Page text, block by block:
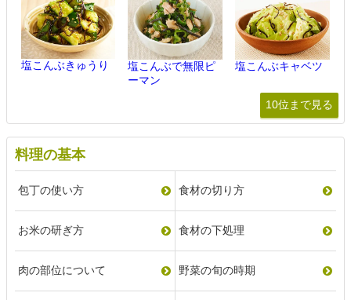
塩こんぶきゅうり
塩こんぶで無限ピ
ーマン
塩こんぶキャベツ
10位まで見る
料理の基本
包丁の使い方 食材の切り方
お米の研ぎ方 食材の下処理
肉の部位について 野菜の旬の時期